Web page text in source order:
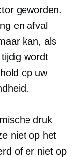
geworden.
en afval
kan, als
wordt
op uw
druk
niet op het
of er niet op